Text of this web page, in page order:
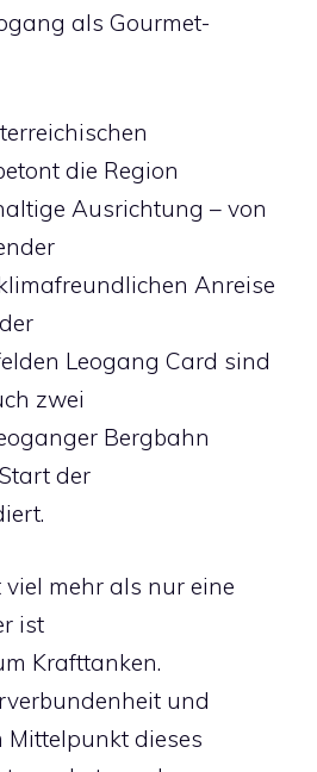
als Gourmet-
die Region
Ausrichtung – von
Anreise
Leogang Card sind
zwei
Bergbahn
der
viel mehr als nur eine
ist
Krafttanken.
und
Mittelpunkt dieses